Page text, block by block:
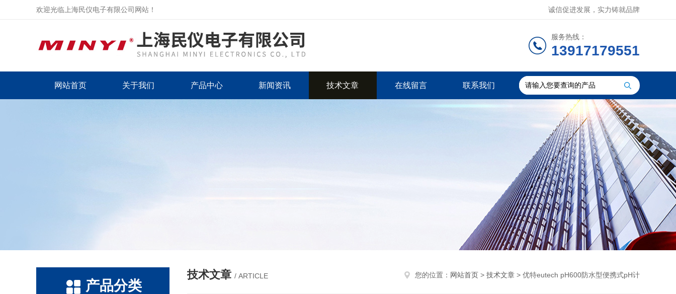
欢迎光临上海民仪电子有限公司网站！ 诚信促进发展，实力铸就品牌
服务热线：
13917179551
网站首页 关于我们 产品中心 新闻资讯 技术文章 在线留言 联系我们
产品分类
技术文章 / ARTICLE 您的位置： 网站首页 > 技术文章 > 优特eutech pH600防水型便携式pH计